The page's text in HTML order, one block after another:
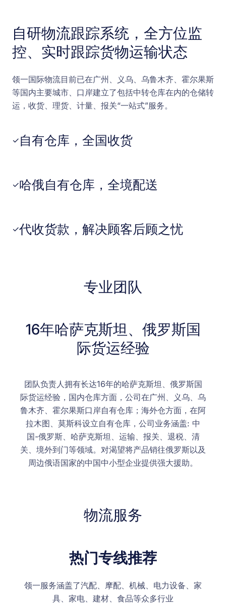
自研物流跟踪系统，全方位监
控、实时跟踪货物运输状态
领一国际物流目前已在广州、义乌、乌鲁木齐、霍尔果斯
等国内主要城市、口岸建立了包括中转仓库在内的仓储转
运，收货、理货、计量、报关“一站式”服务。
✓ 自有仓库，全国收货
✓哈俄自有仓库，全境配送
✓代收货款，解决顾客后顾之忧
专业团队
16年哈萨克斯坦、俄罗斯国
际货运经验
团队负责人拥有长达16年的哈萨克斯坦、俄罗斯国
际货运经验，国内仓库方面，公司在广州、义乌、乌
鲁木齐、霍尔果斯口岸自有仓库；海外仓方面，在阿
拉木图、莫斯科设立自有仓库，公司业务涵盖: 中
国-俄罗斯、哈萨克斯坦、运输、报关、退税、清
关、境外到门等领域。对渴望将产品销往俄罗斯以及
周边俄语国家的中国中小型企业提供强大援助。
物流服务
热门专线推荐
领一服务涵盖了汽配、摩配、机械、电力设备、家
具、家电、建材、食品等众多行业